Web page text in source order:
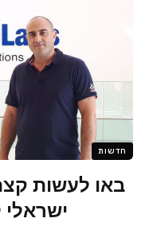
חדשות
באו לעשות
ישראלי